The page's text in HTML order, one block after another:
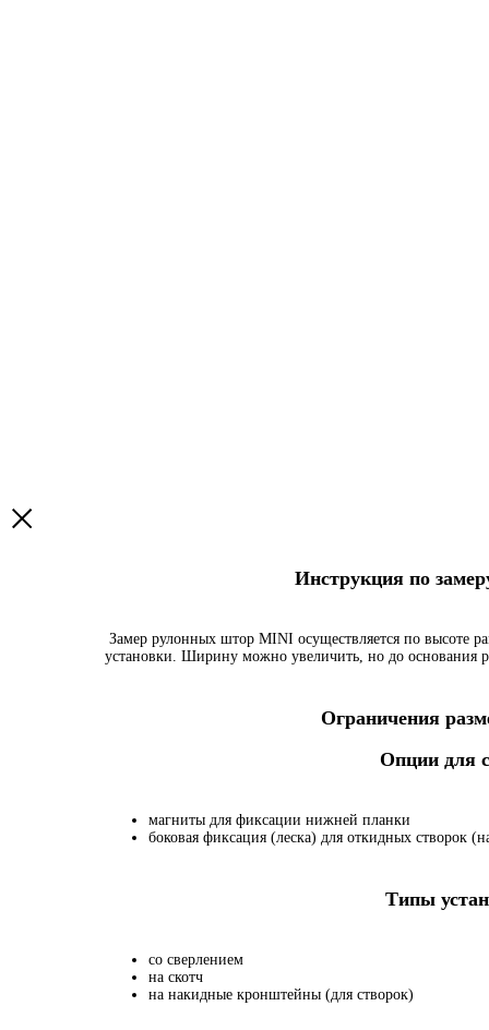
Инструкция по
Замер рулонных штор MINI осуществляется по высоте
установки. Ширину можно увеличить, но до основания
Ограничения
Опции для
магниты для фиксации нижней планки
боковая фиксация (леска) для откидных створок
Типы
со сверлением
на скотч
на накидные кронштейны (для створок)